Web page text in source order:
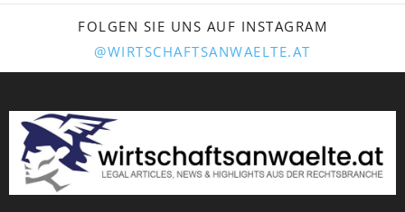
FOLGEN SIE UNS AUF INSTAGRAM
@WIRTSCHAFTSANWAELTE.AT